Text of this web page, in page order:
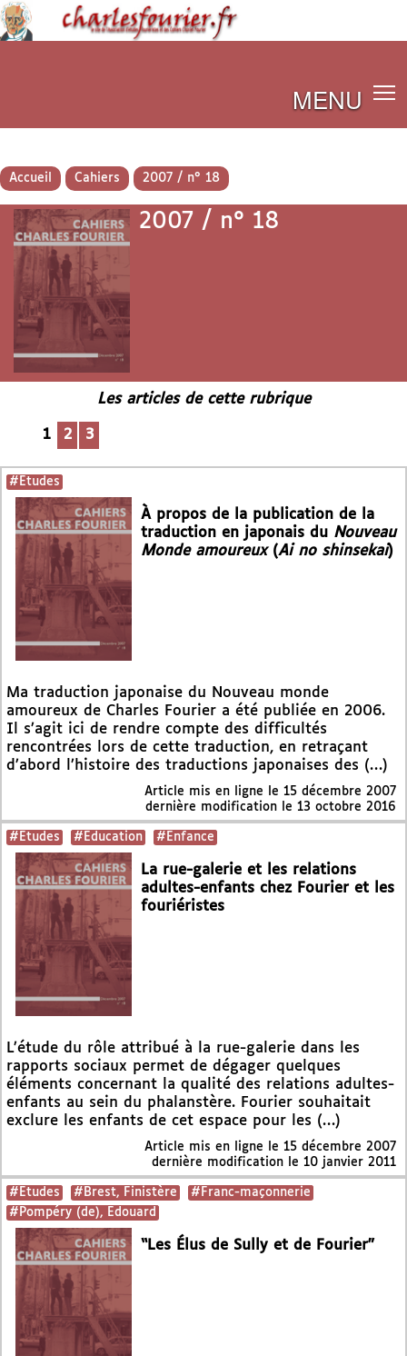
MENU
Accueil Cahiers 2007 / n° 18
2007 / n° 18
Les articles de cette rubrique
1 2 3
#Etudes
À propos de la publication de la
traduction en japonais du Nouveau
Monde amoureux(Ai no shinsekai)
Ma traduction japonaise du Nouveau monde
amoureux de Charles Fourier a été publiée en 2006.
Il s’agit ici de rendre compte des difficultés
rencontrées lors de cette traduction, en retraçant
d’abord l’histoire des traductions japonaises des (…)
Article mis en ligne le 15 décembre 2007
dernière modification le 13 octobre 2016
#Etudes #Education #Enfance
La rue-galerie et les relations
adultes-enfants chez Fourier et les
fouriéristes
L’étude du rôle attribué à la rue-galerie dans les
rapports sociaux permet de dégager quelques
éléments concernant la qualité des relations adultes-
enfants au sein du phalanstère. Fourier souhaitait
exclure les enfants de cet espace pour les (…)
Article mis en ligne le 15 décembre 2007
dernière modification le 10 janvier 2011
#Etudes #Brest, Finistère
#Franc-maçonnerie
#Pompéry (de), Edouard
“Les Élus de Sully et de Fourier”